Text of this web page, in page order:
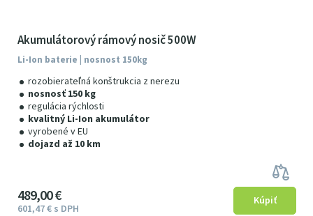
Akumulátorový rámový nosič 500W
Li-Ion baterie | nosnost 150kg
rozobierateľná konštrukcia z nerezu
nosnosť 150 kg
regulácia rýchlosti
kvalitný Li-Ion akumulátor
vyrobené v EU
dojazd až 10 km
489 00€
601 47€ s DPH